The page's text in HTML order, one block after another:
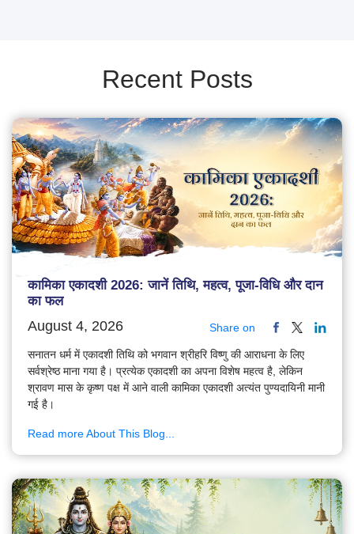
Recent Posts
कामिका एकादशी 2026: जानें तिथि, महत्व, पूजा-विधि और दान
का फल
August 4, 2026 Share on
सनातन धर्म में एकादशी तिथि को भगवान श्रीहरि विष्णु की आराधना के लिए
सर्वश्रेष्ठ माना गया है। प्रत्येक एकादशी का अपना विशेष महत्व है, लेकिन
श्रावण मास के कृष्ण पक्ष में आने वाली कामिका एकादशी अत्यंत पुण्यदायिनी मानी
गई है।
Read more About This Blog...